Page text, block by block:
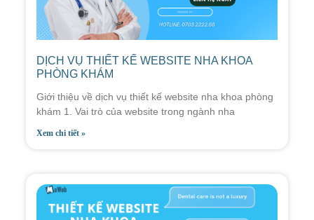
DỊCH VỤ THIẾT KẾ WEBSITE NHA KHOA
PHÒNG KHÁM
Giới thiệu về dịch vụ thiết kế website nha khoa phòng
khám 1. Vai trò của website trong ngành nha
Xem chi tiết »